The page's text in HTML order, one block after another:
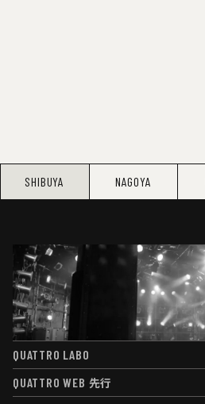
SHIBUYA NAGOYA
QUATTRO LABO
QUATTRO LABO
QUATTRO WEB 先行
QUATTRO WEB先行